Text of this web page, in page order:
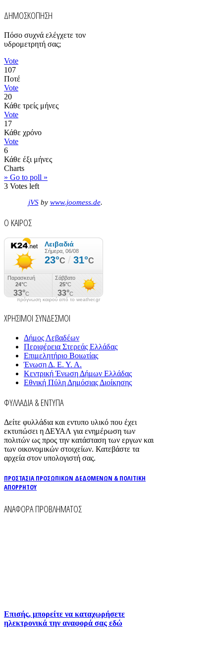
ΔΗΜΟΣΚΟΠΗΣΗ
Πόσο συχνά ελέγχετε τον
υδρομετρητή σας;
Vote
107
Ποτέ
Vote
20
Κάθε τρείς μήνες
Vote
17
Κάθε χρόνο
Vote
6
Κάθε έξι μήνες
Charts
» Go to poll »
3 Votes left
jVSby www.joomess.de.
Ο ΚΑΙΡΟΣ
πρόγνωση καιρού από το weather.gr
ΧΡΗΣΙΜΟΙ ΣΥΝΔΕΣΜΟΙ
Δήμος Λεβαδέων
Περιφέρεια Στερεάς Ελλάδας
Επιμελητήριο Βοιωτίας
Ένωση Δ. Ε. Υ. Α.
Κεντρική Ένωση Δήμων Ελλάδας
Εθνική Πύλη Δημόσιας Διοίκησης
ΦΥΛΛΑΔΙΑ & ΕΝΤΥΠΑ
Δείτε φυλλάδια και εντυπο υλικό που έχει
εκτυπώσει η ΔΕΥΑΛ για ενημέρωση των
πολιτών ως προς την κατάσταση των εργων και
των οικονομικών στοιχείων. Κατεβάστε τα
αρχεία στον υπολογιστή σας.
ΠΡΟΣΤΑΣΙΑ ΠΡΟΣΩΠΙΚΩΝ ΔΕΔΟΜΕΝΩΝ & ΠΟΛΙΤΙΚΗ
ΑΠΟΡΡΗΤΟΥ
ΑΝΑΦΟΡΑ ΠΡΟΒΛΗΜΑΤΟΣ
Επισής, μπορείτε να καταχωρήσετε
ηλεκτρονικά την αναφορά σας εδώ